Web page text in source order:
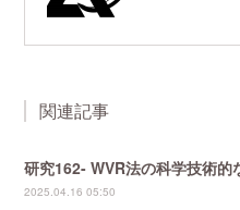
関連記事
研究162- WVR法の科学技術的
2025.04.16 05:50